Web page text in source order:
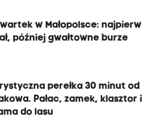
w Małopolsce: najpierw
później gwałtowne burze
perełka 30 minut od
Pałac, zamek, klasztor i
do lasu